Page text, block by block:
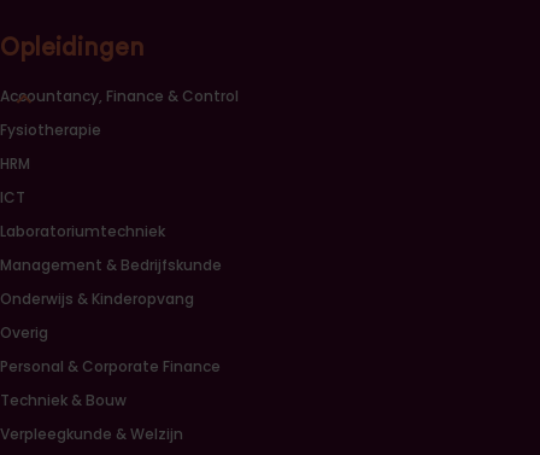
Opleidingen
Sluiten opleidingscategorieën link lijst
Accountancy, Finance & Control
Fysiotherapie
HRM
ICT
Laboratoriumtechniek
Management & Bedrijfskunde
Onderwijs & Kinderopvang
Overig
Personal & Corporate Finance
Techniek & Bouw
Verpleegkunde & Welzijn